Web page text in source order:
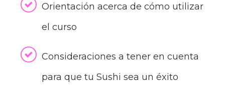
Orientación acerca de cómo utilizar
el curso
Consideraciones a tener en cuenta
para que tu Sushi sea un éxito